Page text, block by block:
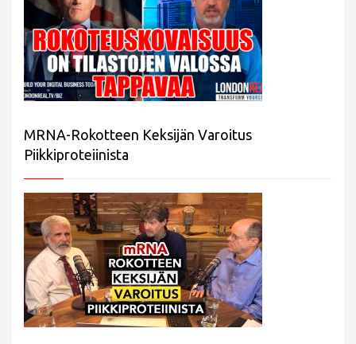
MRNA-Rokotteen Keksijän Varoitus
Piikkiproteiinista